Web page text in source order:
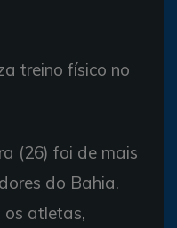
treino físico no
(26) foi de mais
do Bahia.
os atletas,